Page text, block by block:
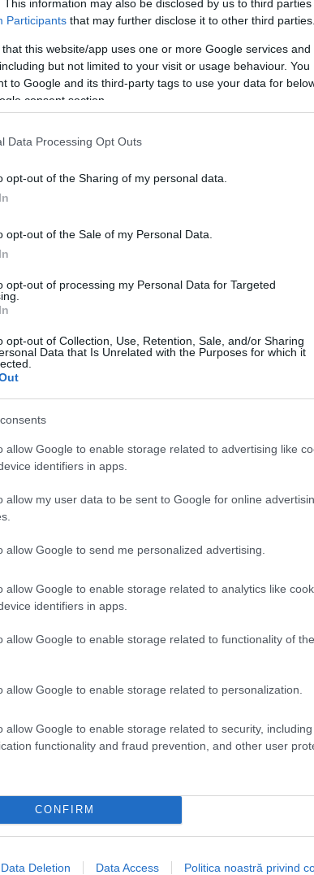
This information may also be disclosed by us to third
Participants that may further disclose it to other third parties.
that this website/app uses one or more Google services
but not limited to your visit or usage behaviour.
to Google and its third-party tags to use your data for
consent section.
Data Processing Opt Outs
opt-out of the Sharing of my personal data.
opt-out of the Sale of my Personal Data.
opt-out of processing my Personal Data for Targeted
opt-out of Collection, Use, Retention, Sale, and/or Sharing
Data that Is Unrelated with the Purposes for which it
allow Google to enable storage related to advertising like
identifiers in apps.
allow my user data to be sent to Google for online
allow Google to send me personalized advertising.
allow Google to enable storage related to analytics like
identifiers in apps.
allow Google to enable storage related to functionality of
allow Google to enable storage related to personalization.
allow Google to enable storage related to security, including
functionality and fraud prevention, and other user
CONFIRM
Data Deletion Data Access Politica noastră privind
aceeași, însă în unele locuri costă aproape
mai scump loc din lume din punctul de vedere
în Egipt, unde aceeași distanță poate fi
deosebit de prietenoase cu portofelul. La
dolari, iar la Bengaluru aproximativ 2,90 dolari,
șase în topul celor mai ieftine orașe